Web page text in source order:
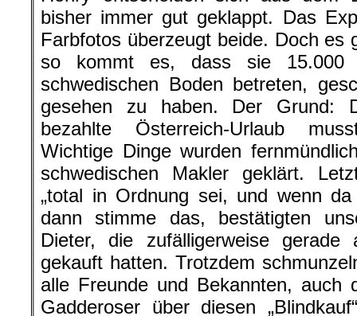
bisher immer gut geklappt. Das
Farbfotos überzeugt beide. Doch es
so kommt es, dass sie 15.000
schwedischen Boden betreten,
gesehen zu haben. Der Grund:
bezahlte Österreich-Urlaub
Wichtige Dinge wurden
schwedischen Makler geklärt.
„total in Ordnung sei, und wenn da
dann stimme das, bestätigten
Dieter, die zufälligerweise
gekauft hatten. Trotzdem
alle Freunde und Bekannten, auch
Gadderoser über diesen